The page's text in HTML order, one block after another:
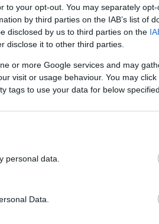
to your opt-out. You may separately
by third parties on the IAB’s list of
disclosed by us to third parties on the
disclose it to other third parties.
or more Google services and may
visit or usage behaviour. You may
tags to use your data for below
personal data.
Data.
την επανειλημμένη αποτυχία
την κατάληψη και καταστροφή
από τους Γερμανούς το
τις ειδήσεις.
flight.com.gr εκφράζουν τους
θα λαμβάνονται νομικά μέτρα. Ο
σχολίων, τα οποία εκφράζουν